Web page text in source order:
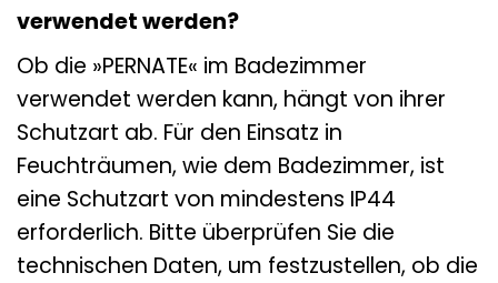
verwendet werden?
Ob die »PERNATE« im Badezimmer
verwendet werden kann, hängt von ihrer
Schutzart ab. Für den Einsatz in
Feuchträumen, wie dem Badezimmer, ist
eine Schutzart von mindestens IP44
erforderlich. Bitte überprüfen Sie die
technischen Daten, um festzustellen, ob die